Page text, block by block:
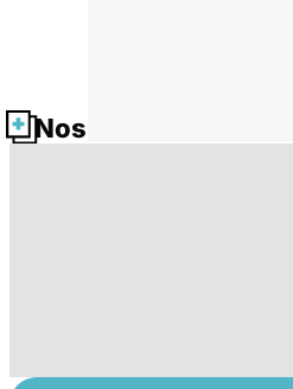
Nos fiches santé